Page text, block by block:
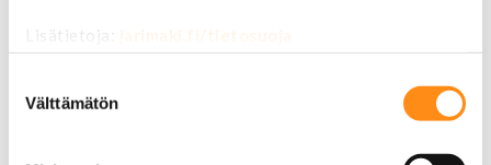
Lisätietoja: jarimaki.fi/tietosuoja
valinta
Välttämätön
Jäähdyttimet
Korkit